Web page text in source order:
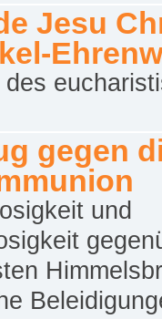
Jesu
gegen
und